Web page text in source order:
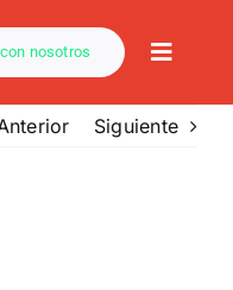
nosotros
Toggle
Siguiente